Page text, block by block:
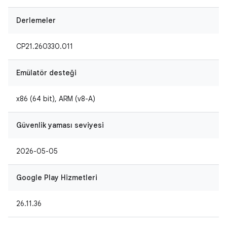
Derlemeler
CP21.260330.011
Emülatör desteği
x86 (64 bit), ARM (v8-A)
Güvenlik yaması seviyesi
2026-05-05
Google Play Hizmetleri
26.11.36